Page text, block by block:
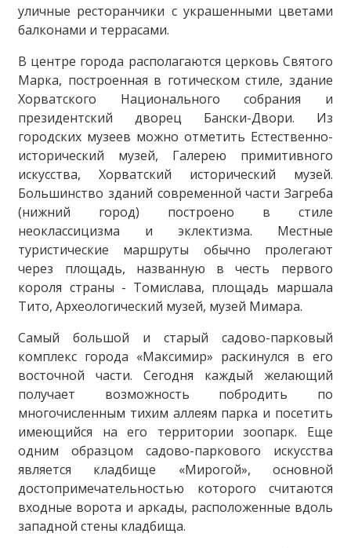
уличные ресторанчики с украшенными цветами
балконами и террасами.
В центре города располагаются церковь Святого
Марка, построенная в готическом стиле, здание
Хорватского Национального собрания и
президентский дворец Бански-Двори. Из
городских музеев можно отметить Естественно-
исторический музей, Галерею примитивного
искусства, Хорватский исторический музей.
Большинство зданий современной части Загреба
(нижний город) построено в стиле
неоклассицизма и эклектизма. Местные
туристические маршруты обычно пролегают
через площадь, названную в честь первого
короля страны - Томислава, площадь маршала
Тито, Археологический музей, музей Мимара.
Самый большой и старый садово-парковый
комплекс города «Максимир» раскинулся в его
восточной части. Сегодня каждый желающий
получает возможность побродить по
многочисленным тихим аллеям парка и посетить
имеющийся на его территории зоопарк. Еще
одним образцом садово-паркового искусства
является кладбище «Мирогой», основной
достопримечательностью которого считаются
входные ворота и аркады, расположенные вдоль
западной стены кладбища.